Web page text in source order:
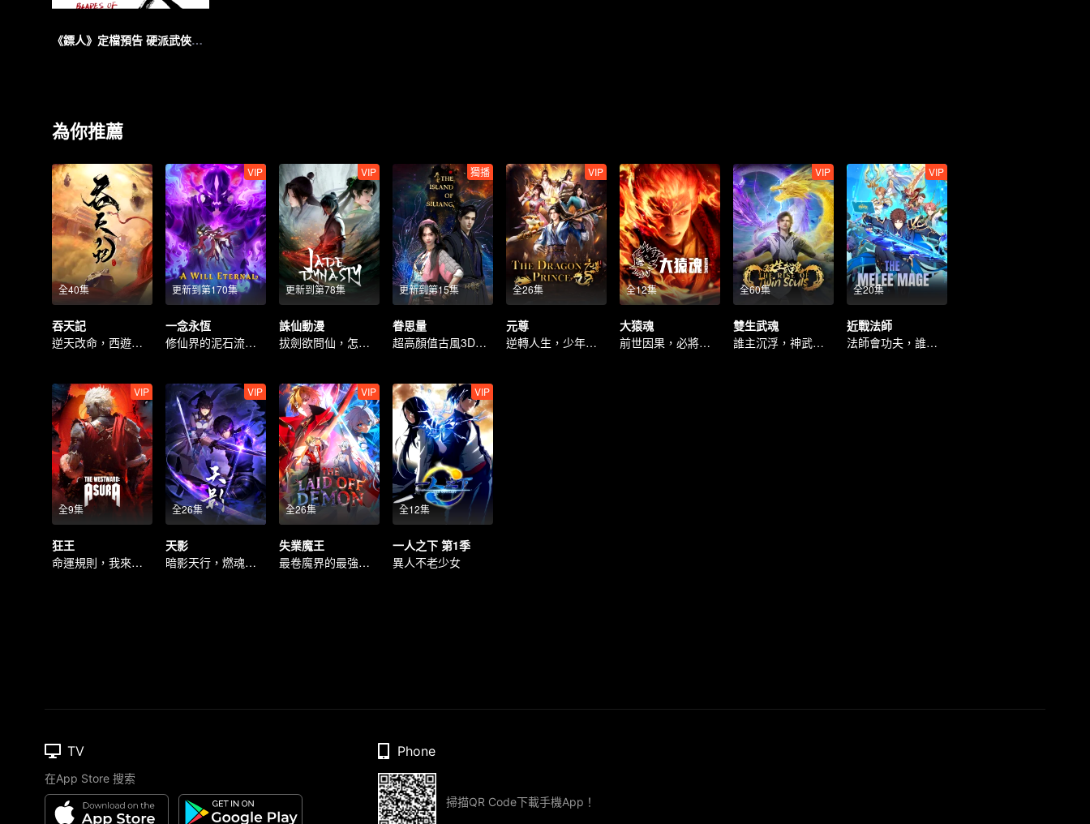
《鏢人》定檔預告 硬派武俠再掀大漠風雲
為你推薦
全40集
吞天記
逆天改命，西遊題材 ，古典仙俠
更新到第170集
VIP
一念永恆
修仙界的泥石流回來了！
更新到第78集
VIP
誅仙動漫
拔劍欲問仙，怎修心無念
更新到第15集
獨播
眷思量
超高顏值古風3D動畫
全26集
VIP
元尊
逆轉人生，少年執筆破蒼穹
全12集
大猿魂
前世因果，必將喰破蒼穹
全60集
VIP
雙生武魂
誰主沉浮，神武無敵
全20集
VIP
近戰法師
法師會功夫，誰都擋不住
全9集
VIP
狂王
命運規則，我來打破！
全26集
VIP
天影
暗影天行，燃魂守心
全26集
VIP
失業魔王
最卷魔界的最強之王
全12集
VIP
一人之下 第1季
異人不老少女
TV
在App Store 搜索
Phone
掃描QR Code下載手機App！